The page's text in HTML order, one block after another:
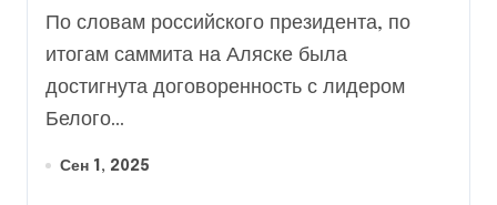
украинцев (видео)
По словам российского президента, по
итогам саммита на Аляске была
достигнута договоренность с лидером
Белого...
Сен 1, 2025